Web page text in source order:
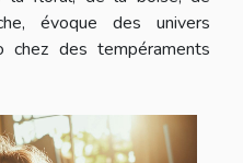
évoque des univers
des tempéraments